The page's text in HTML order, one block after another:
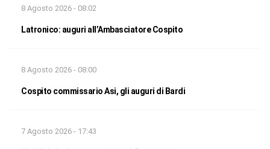
8 Agosto 2026 - 08:02
Latronico: auguri all’Ambasciatore Cospito
8 Agosto 2026 - 08:00
Cospito commissario Asi, gli auguri di Bardi
7 Agosto 2026 - 17:43